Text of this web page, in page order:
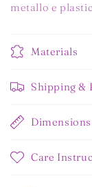
metallo e
Materials
Shipping &
Dimensions
Care